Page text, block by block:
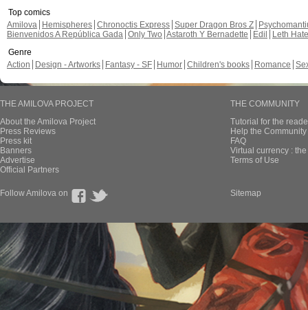
Top comics
Amilova
Hemispheres Chronoctis Express Super Dragon Bros Z
Bienvenidos A República Gada Only Two Astaroth Y Bernadette Edil
Leth Hate
Genre
Action
Design - Artworks Fantasy - SF Humor Children's books Romance
THE AMILOVA PROJECT
About the Amilova Project
Press Reviews
Press kit
Banners
Advertise
Official Partners
THE COMMUNITY
Tutorial for the
Help the
FAQ
Virtual currency :
Terms of Use
Follow Amilova on Sitemap